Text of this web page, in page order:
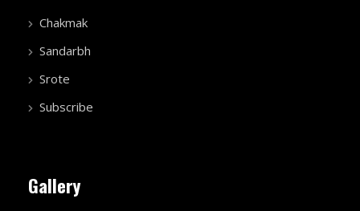
Chakmak
Sandarbh
Srote
Subscribe
Gallery